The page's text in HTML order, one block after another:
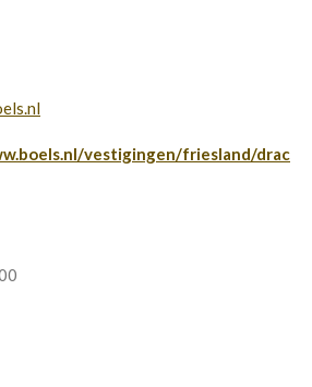
vestigingen/friesland/drac